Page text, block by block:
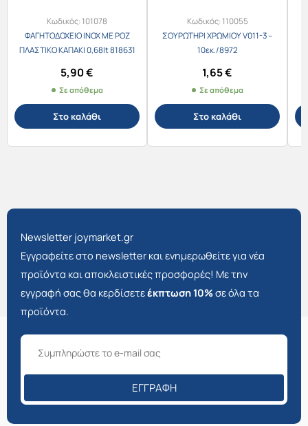
Κωδικός:101078
ΦΑΓΗΤΟΔΟΧΕΙΟ INOX ΜΕ ΡΟΖ
ΠΛΑΣΤΙΚΟ ΚΑΠΑΚΙ 0,68lt 818631
5,90€
Σε απόθεμα
Στο καλάθι
Κωδικός:110055
ΣΟΥΡΩΤΗΡΙ ΧΡΩΜΙΟΥ V011-3 –
10εκ./8972
1,65€
Σε απόθεμα
Στο καλάθι
Newsletter joymarket.gr
Εγγραφείτε στο newsletter και ενημερωθείτε για νέα
προϊόντα και αποκλειστικές προσφορές! Με την
εγγραφή σας θα κερδίσετεέκπτωση 10%σε όλα τα
προϊόντα.
ΕΓΓΡΑΦΉ